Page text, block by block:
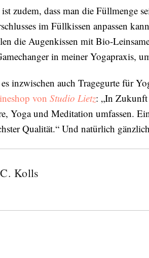
zudem, dass man die Füllmenge
im Füllkissen anpassen
die Augenkissen mit Bio-
in meiner Yogapraxis,
inzwischen auch Tragegurte für
von Studio Lietz: „In
Yoga und Meditation umfassen.
Qualität.“ Und natürlich
Kolls